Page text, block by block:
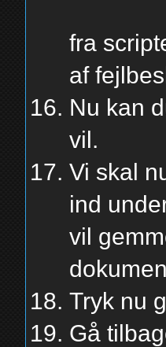
fra
af
Nu kan
vil.
Vi skal
ind
vil
Tryk nu
Gå